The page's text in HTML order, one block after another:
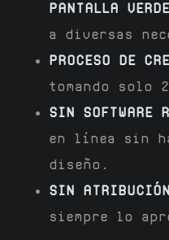
PANTALLA VERDE
a diversas
PROCESO DE
tomando solo
SIN SOFTWARE
en línea sin
diseño.
SIN
siempre lo